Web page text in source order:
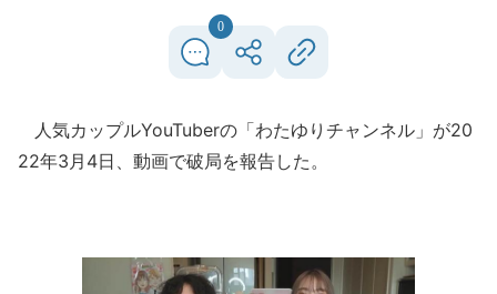
0
人気カップルYouTuberの「わたゆりチャンネル」が20
22年3月4日、動画で破局を報告した。